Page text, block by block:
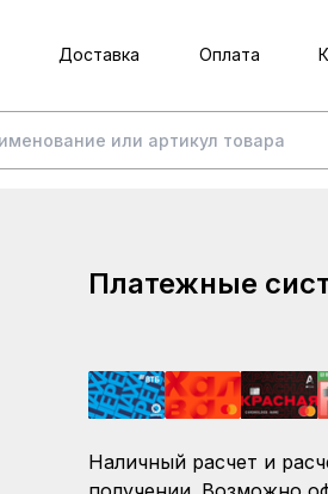
Доставка Оплата
Платежные
Наличный расчет и